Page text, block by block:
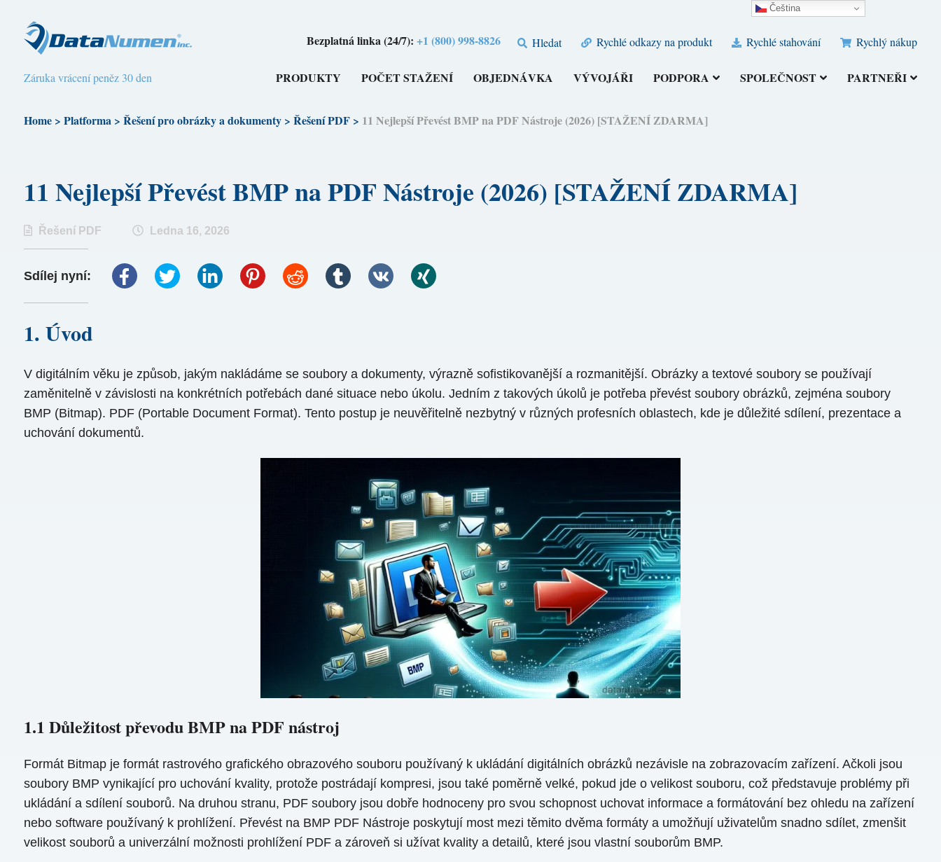
Bezplatná linka (24/7):+1 (800) 998-8826 Hledat Rychlé odkazy na produkt Rychlé stahování Rychlý nákup
Záruka vrácení peněz 30 den PRODUKTY POČET STAŽENÍ OBJEDNÁVKA VÝVOJÁŘI PODPORA SPOLEČNOST PARTNEŘI
Home> Platforma> Řešení pro obrázky a dokumenty> Řešení PDF> 11 Nejlepší Převést BMP na PDF Nástroje (2026) [STAŽENÍ ZDARMA]
11 Nejlepší Převést BMP na PDF Nástroje (2026) [STAŽENÍ ZDARMA]
Řešení PDF Ledna 16, 2026
Sdílej nyní:
1. Úvod
V digitálním věku je způsob, jakým nakládáme se soubory a dokumenty, výrazně sofistikovanější a rozmanitější. Obrázky a textové soubory se používají
zaměnitelně v závislosti na konkrétních potřebách dané situace nebo úkolu. Jedním z takových úkolů je potřeba převést soubory obrázků, zejména soubory
BMP (Bitmap). PDF (Portable Document Format). Tento postup je neuvěřitelně nezbytný v různých profesních oblastech, kde je důležité sdílení, prezentace a
uchování dokumentů.
1.1 Důležitost převodu BMP na PDF nástroj
Formát Bitmap je formát rastrového grafického obrazového souboru používaný k ukládání digitálních obrázků nezávisle na zobrazovacím zařízení. Ačkoli jsou
soubory BMP vynikající pro uchování kvality, protože postrádají kompresi, jsou také poměrně velké, pokud jde o velikost souboru, což představuje problémy při
ukládání a sdílení souborů. Na druhou stranu, PDF soubory jsou dobře hodnoceny pro svou schopnost uchovat informace a formátování bez ohledu na zařízení
nebo software používaný k prohlížení. Převést na BMP PDF Nástroje poskytují most mezi těmito dvěma formáty a umožňují uživatelům snadno sdílet, zmenšit
velikost souborů a univerzální možnosti prohlížení PDF a zároveň si užívat kvality a detailů, které jsou vlastní souborům BMP.
Čeština‎